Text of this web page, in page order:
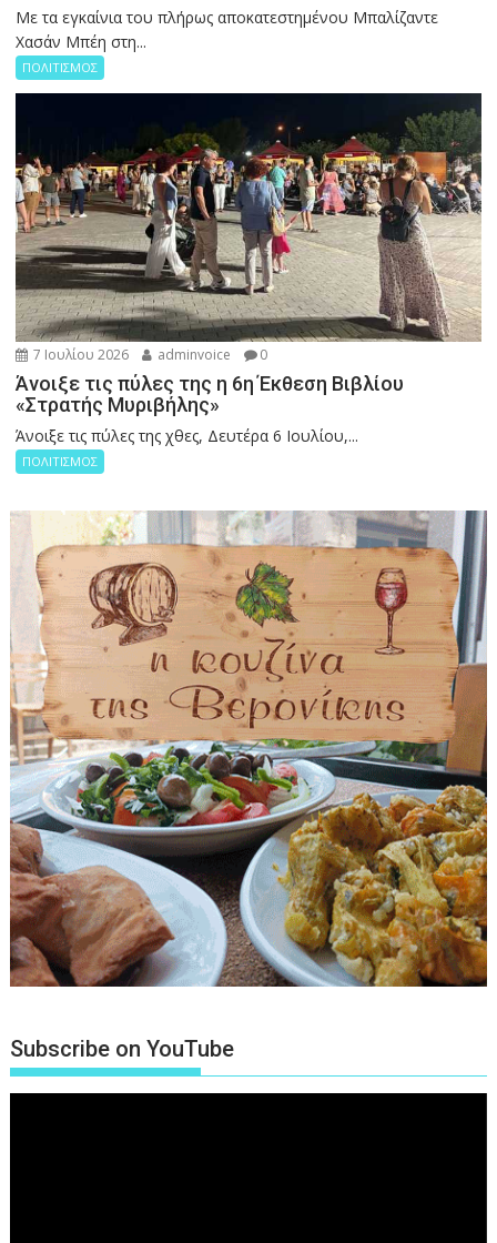
Με τα εγκαίνια του πλήρως αποκατεστημένου Μπαλίζαντε
Χασάν Μπέη στη...
ΠΟΛΙΤΙΣΜΟΣ
7 Ιουλίου 2026 adminvoice 0
Άνοιξε τις πύλες της η 6η Έκθεση Βιβλίου
«Στρατής Μυριβήλης»
Άνοιξε τις πύλες της χθες, Δευτέρα 6 Ιουλίου,...
ΠΟΛΙΤΙΣΜΟΣ
Subscribe on YouTube